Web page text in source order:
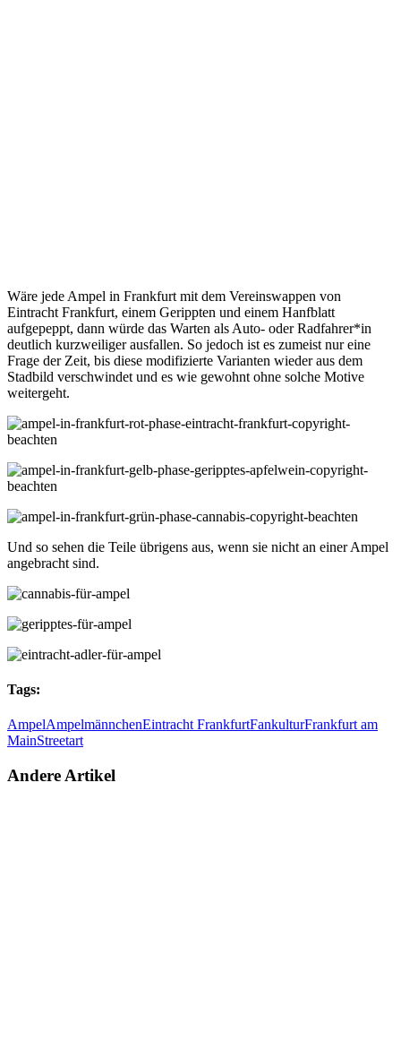
Wäre jede Ampel in Frankfurt mit dem Vereinswappen von
Eintracht Frankfurt, einem Gerippten und einem Hanfblatt
aufgepeppt, dann würde das Warten als Auto- oder Radfahrer*in
deutlich kurzweiliger ausfallen. So jedoch ist es zumeist nur eine
Frage der Zeit, bis diese modifizierte Varianten wieder aus dem
Stadbild verschwindet und es wie gewohnt ohne solche Motive
weitergeht.
Und so sehen die Teile übrigens aus, wenn sie nicht an einer Ampel
angebracht sind.
Tags:
AmpelAmpelmännchenEintracht FrankfurtFankulturFrankfurt am
MainStreetart
Andere Artikel